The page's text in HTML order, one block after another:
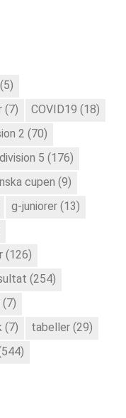
(5)
(7) COVID19 (18)
2 (70)
division 5 (176)
cupen (9)
g-juniorer (13)
(126)
(254)
(7)
(7) tabeller (29)